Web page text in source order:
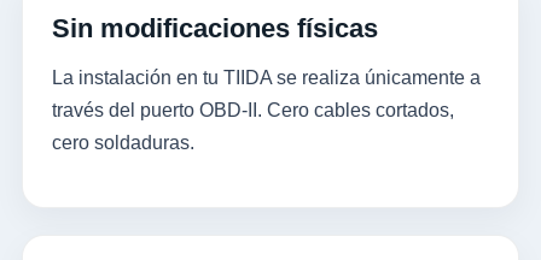
Sin modificaciones físicas
La instalación en tu TIIDA se realiza únicamente a
través del puerto OBD-II. Cero cables cortados,
cero soldaduras.